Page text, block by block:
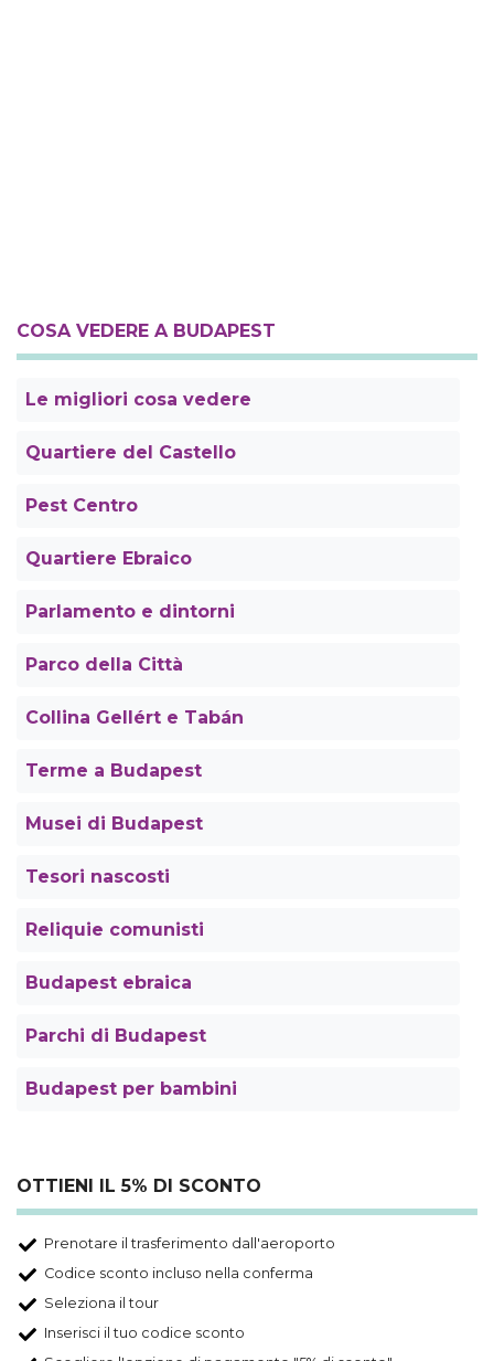
COSA VEDERE A BUDAPEST
Le migliori cosa vedere
Quartiere del Castello
Pest Centro
Quartiere Ebraico
Parlamento e dintorni
Parco della Città
Collina Gellért e Tabán
Terme a Budapest
Musei di Budapest
Tesori nascosti
Reliquie comunisti
Budapest ebraica
Parchi di Budapest
Budapest per bambini
OTTIENI IL 5% DI SCONTO
Prenotare il trasferimento dall'aeroporto
Codice sconto incluso nella conferma
Seleziona il tour
Inserisci il tuo codice sconto